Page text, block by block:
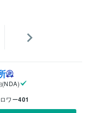
(NDA)
ワー401